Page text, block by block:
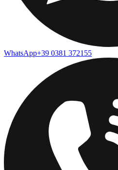
WhatsApp+39 0381 372155